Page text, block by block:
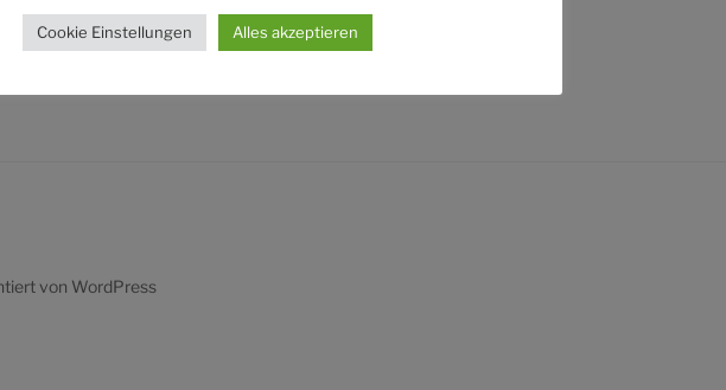
von WordPress
Cookie Einstellungen Alles akzeptieren